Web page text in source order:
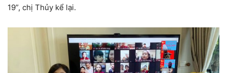
19”, chị Thủy kể lại.